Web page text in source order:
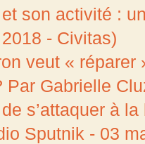
son activité :
- Civitas)
veut «
Par Gabrielle
s’attaquer à
Sputnik - 03